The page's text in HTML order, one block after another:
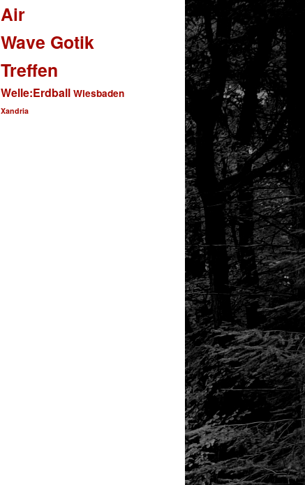
Air
Wave Gotik
Treffen
Welle:Erdball Wiesbaden
Xandria